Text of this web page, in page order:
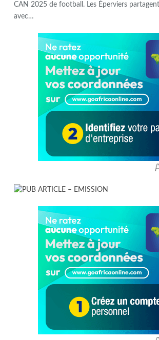
CAN 2025 de football. Les Éperviers
avec…